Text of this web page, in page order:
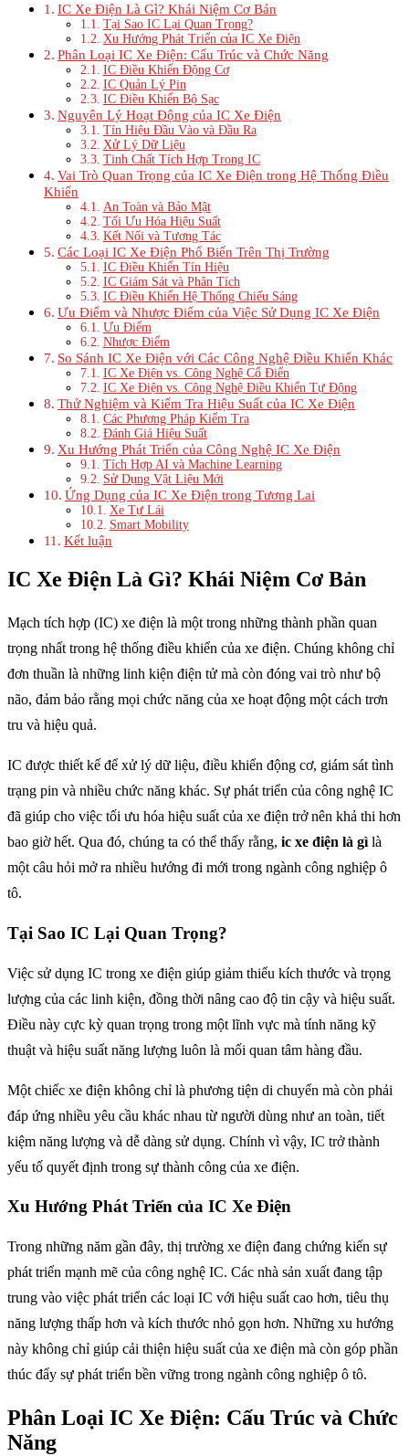
IC Xe Điện Là Gì? Khái Niệm Cơ Bản
Tại Sao IC Lại Quan Trọng?
Xu Hướng Phát Triển của IC Xe Điện
Phân Loại IC Xe Điện: Cấu Trúc và Chức Năng
IC Điều Khiển Động Cơ
IC Quản Lý Pin
IC Điều Khiển Bộ Sạc
Nguyên Lý Hoạt Động của IC Xe Điện
Tín Hiệu Đầu Vào và Đầu Ra
Xử Lý Dữ Liệu
Tinh Chất Tích Hợp Trong IC
Vai Trò Quan Trọng của IC Xe Điện trong Hệ Thống Điều
Khiển
An Toàn và Bảo Mật
Tối Ưu Hóa Hiệu Suất
Kết Nối và Tương Tác
Các Loại IC Xe Điện Phổ Biến Trên Thị Trường
IC Điều Khiển Tín Hiệu
IC Giám Sát và Phân Tích
IC Điều Khiển Hệ Thống Chiếu Sáng
Ưu Điểm và Nhược Điểm của Việc Sử Dụng IC Xe Điện
Ưu Điểm
Nhược Điểm
So Sánh IC Xe Điện với Các Công Nghệ Điều Khiển Khác
IC Xe Điện vs. Công Nghệ Cổ Điển
IC Xe Điện vs. Công Nghệ Điều Khiển Tự Động
Thử Nghiệm và Kiểm Tra Hiệu Suất của IC Xe Điện
Các Phương Pháp Kiểm Tra
Đánh Giá Hiệu Suất
Xu Hướng Phát Triển của Công Nghệ IC Xe Điện
Tích Hợp AI và Machine Learning
Sử Dụng Vật Liệu Mới
Ứng Dụng của IC Xe Điện trong Tương Lai
Xe Tự Lái
Smart Mobility
Kết luận
IC Xe Điện Là Gì? Khái Niệm Cơ Bản
Mạch tích hợp (IC) xe điện là một trong những thành phần quan
trọng nhất trong hệ thống điều khiển của xe điện. Chúng không chỉ
đơn thuần là những linh kiện điện tử mà còn đóng vai trò như bộ
não, đảm bảo rằng mọi chức năng của xe hoạt động một cách trơn
tru và hiệu quả.
IC được thiết kế để xử lý dữ liệu, điều khiển động cơ, giám sát tình
trạng pin và nhiều chức năng khác. Sự phát triển của công nghệ IC
đã giúp cho việc tối ưu hóa hiệu suất của xe điện trở nên khả thi hơn
bao giờ hết. Qua đó, chúng ta có thể thấy rằng, ic xe điện là gì là
một câu hỏi mở ra nhiều hướng đi mới trong ngành công nghiệp ô
tô.
Tại Sao IC Lại Quan Trọng?
Việc sử dụng IC trong xe điện giúp giảm thiểu kích thước và trọng
lượng của các linh kiện, đồng thời nâng cao độ tin cậy và hiệu suất.
Điều này cực kỳ quan trọng trong một lĩnh vực mà tính năng kỹ
thuật và hiệu suất năng lượng luôn là mối quan tâm hàng đầu.
Một chiếc xe điện không chỉ là phương tiện di chuyển mà còn phải
đáp ứng nhiều yêu cầu khác nhau từ người dùng như an toàn, tiết
kiệm năng lượng và dễ dàng sử dụng. Chính vì vậy, IC trở thành
yếu tố quyết định trong sự thành công của xe điện.
Xu Hướng Phát Triển của IC Xe Điện
Trong những năm gần đây, thị trường xe điện đang chứng kiến sự
phát triển mạnh mẽ của công nghệ IC. Các nhà sản xuất đang tập
trung vào việc phát triển các loại IC với hiệu suất cao hơn, tiêu thụ
năng lượng thấp hơn và kích thước nhỏ gọn hơn. Những xu hướng
này không chỉ giúp cải thiện hiệu suất của xe điện mà còn góp phần
thúc đẩy sự phát triển bền vững trong ngành công nghiệp ô tô.
Phân Loại IC Xe Điện: Cấu Trúc và Chức
Năng